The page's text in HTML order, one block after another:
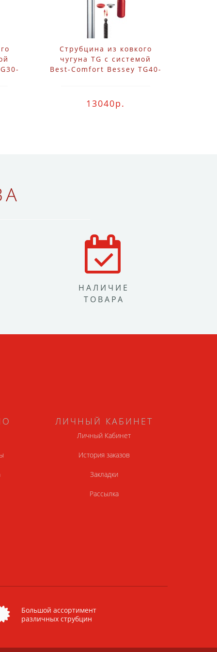
Струбцина из ковкого
чугуна TG с системой
Best-Comfort Bessey TG40-
13040р.
НАЛИЧИЕ
ТОВАРА
ЛИЧНЫЙ КАБИНЕТ
Личный Кабинет
История заказов
Закладки
Рассылка
Большой ассортимент
различных струбцин